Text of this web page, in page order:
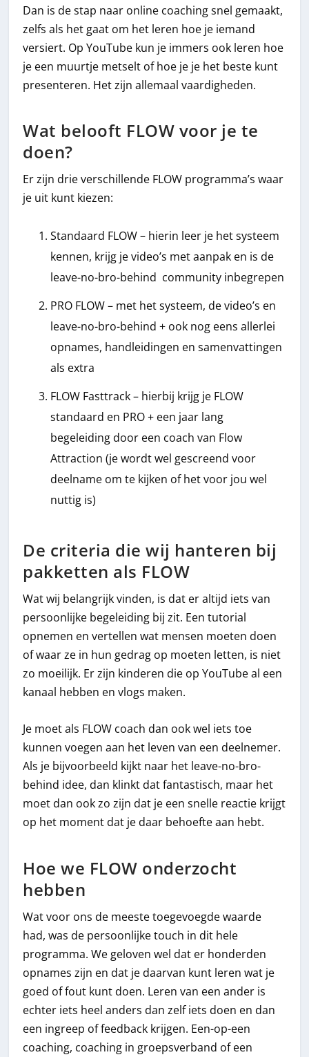
Dan is de stap naar online coaching snel gemaakt,
zelfs als het gaat om het leren hoe je iemand
versiert. Op YouTube kun je immers ook leren hoe
je een muurtje metselt of hoe je je het beste kunt
presenteren. Het zijn allemaal vaardigheden.
Wat belooft FLOW voor je te
doen?
Er zijn drie verschillende FLOW programma’s waar
je uit kunt kiezen:
Standaard FLOW – hierin leer je het systeem
kennen, krijg je video’s met aanpak en is de
leave-no-bro-behind community inbegrepen
PRO FLOW – met het systeem, de video’s en
leave-no-bro-behind + ook nog eens allerlei
opnames, handleidingen en samenvattingen
als extra
FLOW Fasttrack – hierbij krijg je FLOW
standaard en PRO + een jaar lang
begeleiding door een coach van Flow
Attraction (je wordt wel gescreend voor
deelname om te kijken of het voor jou wel
nuttig is)
De criteria die wij hanteren bij
pakketten als FLOW
Wat wij belangrijk vinden, is dat er altijd iets van
persoonlijke begeleiding bij zit. Een tutorial
opnemen en vertellen wat mensen moeten doen
of waar ze in hun gedrag op moeten letten, is niet
zo moeilijk. Er zijn kinderen die op YouTube al een
kanaal hebben en vlogs maken.
Je moet als FLOW coach dan ook wel iets toe
kunnen voegen aan het leven van een deelnemer.
Als je bijvoorbeeld kijkt naar het leave-no-bro-
behind idee, dan klinkt dat fantastisch, maar het
moet dan ook zo zijn dat je een snelle reactie krijgt
op het moment dat je daar behoefte aan hebt.
Hoe we FLOW onderzocht
hebben
Wat voor ons de meeste toegevoegde waarde
had, was de persoonlijke touch in dit hele
programma. We geloven wel dat er honderden
opnames zijn en dat je daarvan kunt leren wat je
goed of fout kunt doen. Leren van een ander is
echter iets heel anders dan zelf iets doen en dan
een ingreep of feedback krijgen. Een-op-een
coaching, coaching in groepsverband of een